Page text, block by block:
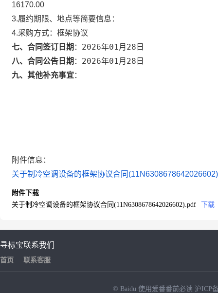
16170.00
3.履约期限、地点等简要信息：
4.采购方式： 框架协议
七、合同签订日期 ： 2026年01月28日
八、合同公告日期 ： 2026年01月28日
九、其他补充事宜：
附件信息：
关于制冷空调设备的框架协议合同
附件下载
关于制冷空调设备的框架协议合同(11N6308678642026602).pdf
下载
寻标宝
首页
联系我们
联系客服
© Baidu 使用爱番番前必读 沪ICP